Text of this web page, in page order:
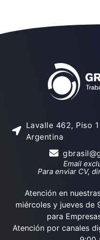
Lavalle 462, Piso
Argentina
Email
Para enviar CV,
Atención en
miércoles y jueves de
para
Atención por canales